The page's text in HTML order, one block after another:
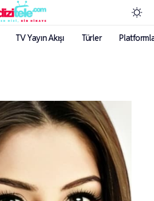
TV Yayın Akışı Türler